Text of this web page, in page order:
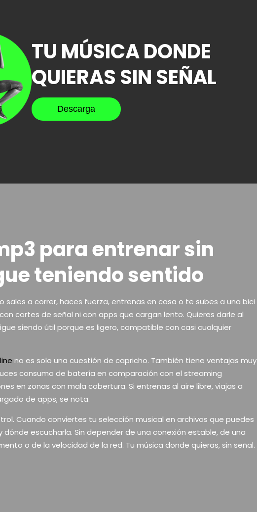
TU MÚSICA DONDE
QUIERAS SIN SEÑAL
Descarga
para entrenar sin
teniendo sentido
sales a correr, haces fuerza, entrenas en casa o te subes a una bici
cortes de señal ni con apps que cargan lento. Quieres darle al
siendo útil porque es ligero, compatible con casi cualquier
no es solo una cuestión de capricho. También tiene ventajas muy
consumo de batería en comparación con el streaming
en zonas con mala cobertura. Si entrenas al aire libre, viajas a
de apps, se nota.
Cuando conviertes tu selección musical en archivos que puedes
escucharla. Sin depender de una conexión estable, de una
o de la velocidad de la red. Tu música donde quieras, sin señal.